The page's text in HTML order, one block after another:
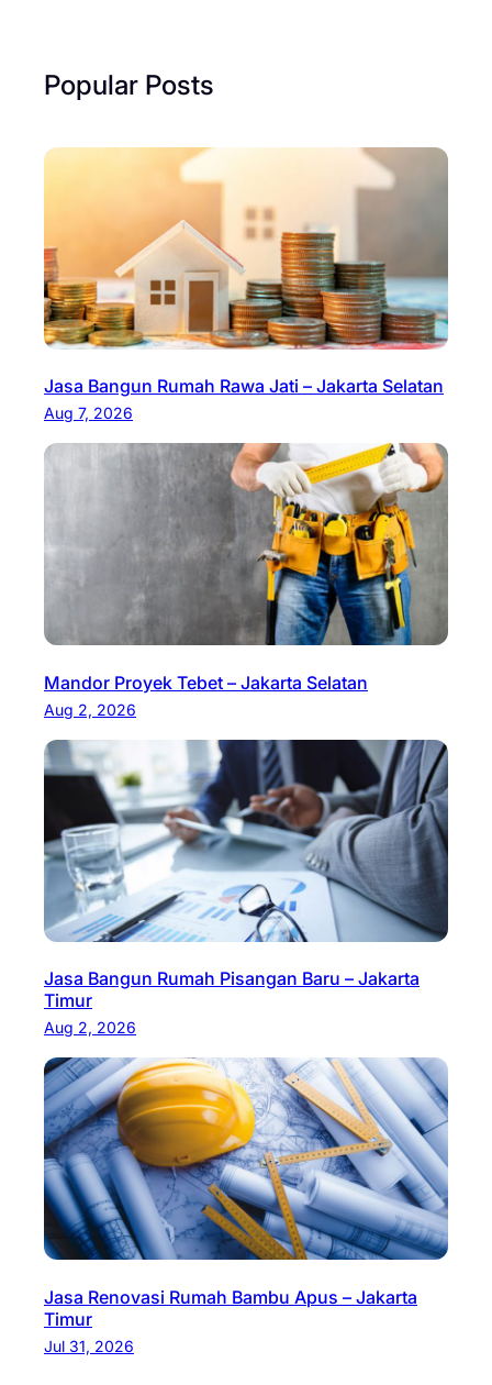
Popular Posts
Jasa Bangun Rumah Rawa Jati – Jakarta Selatan
Aug 7, 2026
Mandor Proyek Tebet – Jakarta Selatan
Aug 2, 2026
Jasa Bangun Rumah Pisangan Baru – Jakarta
Timur
Aug 2, 2026
Jasa Renovasi Rumah Bambu Apus – Jakarta
Timur
Jul 31, 2026